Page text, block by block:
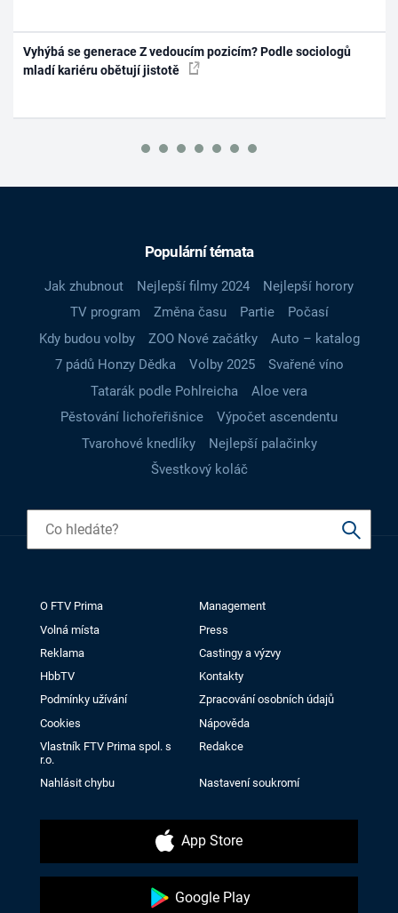
Vyhýbá se generace Z vedoucím pozicím? Podle sociologů
mladí kariéru obětují jistotě
Populární témata
Jak zhubnout Nejlepší filmy 2024
Nejlepší horory
TV program
Změna času Partie
Počasí
Kdy budou volby
ZOO Nové začátky
Auto – katalog
7 pádů Honzy Dědka
Volby 2025
Svařené víno
Tatarák podle Pohlreicha
Aloe vera
Pěstování lichořeřišnice
Výpočet ascendentu
Tvarohové knedlíky
Nejlepší palačinky
Švestkový koláč
O FTV Prima
Management
Volná místa
Press
Reklama
Castingy a výzvy
HbbTV
Kontakty
Podmínky užívání
Zpracování osobních údajů
Cookies
Nápověda
Vlastník FTV Prima spol. s
r.o.
Redakce
Nahlásit chybu Nastavení soukromí
App Store
Google Play